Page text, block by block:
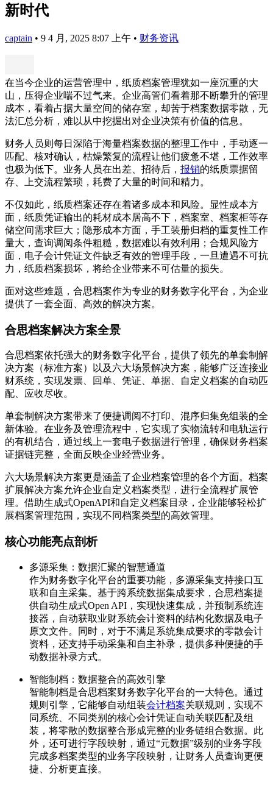
新时代
captain • 9 4 月, 2025 8:07 上午 • 财务资讯
在当今企业的运营管理中，纸质档案管理犹如一座沉重的大
山，压得企业喘不过气来。企业高管们看着那不断攀升的管理
成本，看着占据大量空间的储存室，却苦于档案数据零散，无
法汇总分析，难以从中挖掘出对企业决策有价值的信息。
财务人员则每日深陷于海量档案数据的整理工作中，手动逐一
匹配、核对确认，枯燥繁复的流程让他们疲惫不堪，工作效率
也极为低下。业务人员在出差、招待后， 报销的纸质票据留
存、上交流程繁琐，耗费了大量的时间和精力。
不仅如此，纸质档案还存在着诸多成本和风险。显性成本方
面，纸质凭证输出的耗材成本居高不下，档案室、档案柜等存
储空间需求巨大；隐形成本方面，手工装册归档的重复性工作
量大，查询调阅条件粗糙，数据难以有效利用；合规风险方
面，电子会计凭证文件缺乏有效的管理手段，一旦遭遇不可抗
力，纸质档案损坏，将给企业带来不可估量的损失。
面对这些难题，合思档案作为专业的财务数字化平台，为企业
提供了一套全面、高效的解决方案。
合思档案解决方案全景
合思档案依托强大的财务数字化平台，提供了领先的单套制解
决方案（标准方案）以及六大场景解决方案，能够广泛连接业
财系统，实现发票、回单、凭证、单据、自定义档案的自动匹
配、应收尽收。
单套制解决方案带来了便捷调阅不打印、混序归集免组装的全
新体验。在业务及管理流程中，它实现了实物流转和电轨运行
的有机结合，通过线上一套电子数据进行管理，确保财务档案
证据链完整，全面反映企业经营业务。
六大场景解决方案更是涵盖了企业档案管理的各个方面。档案
扩展解决方案允许企业自定义档案类型，进行全流程扩展管
理。借助生成式OpenAPI和自定义档案目录，企业能够轻松扩
展档案管理范围，实现不同档案类型的高效管理。
核心功能亮点剖析
多源采集：数据汇聚的智慧通道
作为财务数字化平台的重要功能，多源采集支持接口互
联和自主采集。基于跨系统数据集成要求，合思档案提
供自动生成式Open API，实现快速集成，并预制系统连
接器，自动获取业财系统会计资料的结构化数据及电子
原文文件。同时，对于不满足系统集成要求的零散会计
资料，还支持手动采集和自主补录，提供多种便捷的手
动数据补录方式。
智能制档：数据整合的高效引擎
智能制档是合思档案财务数字化平台的一大特色。通过
规则引擎，它能够自动组装会计档案关联规则，实现不
同系统、不同类别的核心会计凭证自动关联匹配及组
装，将零散的数据整合形成完整的业务链组合数据。此
外，还可进行字段映射，通过“元数据”级别的业务字段
完成多档案类型的业务字段映射，让财务人员查询更便
捷、分析更直接。